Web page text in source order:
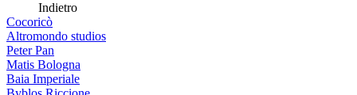
Indietro
Cocoricò
Altromondo studios
Peter Pan
Matis Bologna
Baia Imperiale